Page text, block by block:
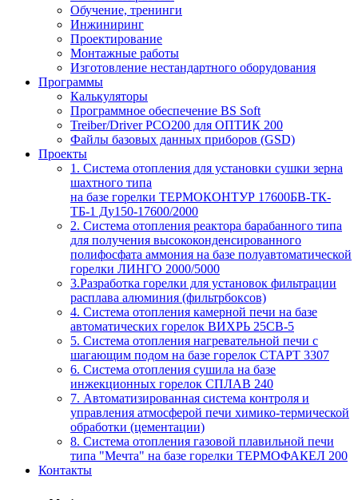
Обучение, тренинги
Инжиниринг
Проектирование
Монтажные работы
Изготовление нестандартного оборудования
Программы
Калькуляторы
Программное обеспечение BS Soft
Treiber/Driver PCO200 для ОПТИК 200
Файлы базовых данных приборов (GSD)
Проекты
1. Система отопления для установки сушки зерна
шахтного типа
на базе горелки ТЕРМОКОНТУР 17600БВ-ТК-
ТБ-1 Ду150-17600/2000
2. Система отопления реактора барабанного типа
для получения высококонденсированного
полифосфата аммония на базе полуавтоматической
горелки ЛИНГО 2000/5000
3.Разработка горелки для установок фильтрации
расплава алюминия (фильтрбоксов)
4. Система отопления камерной печи на базе
автоматических горелок ВИХРЬ 25СВ-5
5. Система отопления нагревательной печи с
шагающим подом на базе горелок СТАРТ 3307
6. Система отопления сушила на базе
инжекционных горелок СПЛАВ 240
7. Автоматизированная система контроля и
управления атмосферой печи химико-термической
обработки (цементации)
8. Система отопления газовой плавильной печи
типа "Мечта" на базе горелки ТЕРМОФАКЕЛ 200
Контакты